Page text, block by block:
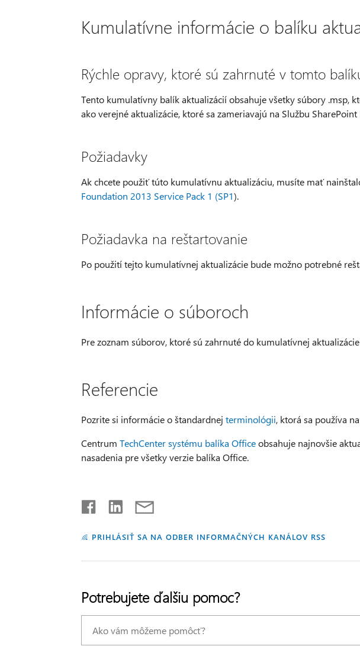
Kumulatívne informácie o balíku
Rýchle opravy, ktoré sú zahrnuté v tomto
Tento kumulatívny balík aktualizácií obsahuje všetky súbory .msp,
ako verejné aktualizácie, ktoré sa zameriavajú na Službu
Požiadavky
Ak chcete použiť túto kumulatívnu aktualizáciu, musíte mať
Foundation 2013 Service Pack 1 (SP1).
Požiadavka na reštartovanie
Po použití tejto kumulatívnej aktualizácie bude možno potrebné
Informácie o súboroch
Pre zoznam súborov, ktoré sú zahrnuté do kumulatívnej
Referencie
Pozrite si informácie o štandardnej terminológii, ktorá sa používa
Centrum TechCenter systému balíka Officeobsahuje najnovšie
nasadenia pre všetky verzie balíka Office.
PRIHLÁSIŤ SA NA ODBER INFORMAČNÝCH KANÁLOV RSS
Potrebujete ďalšiu pomoc?